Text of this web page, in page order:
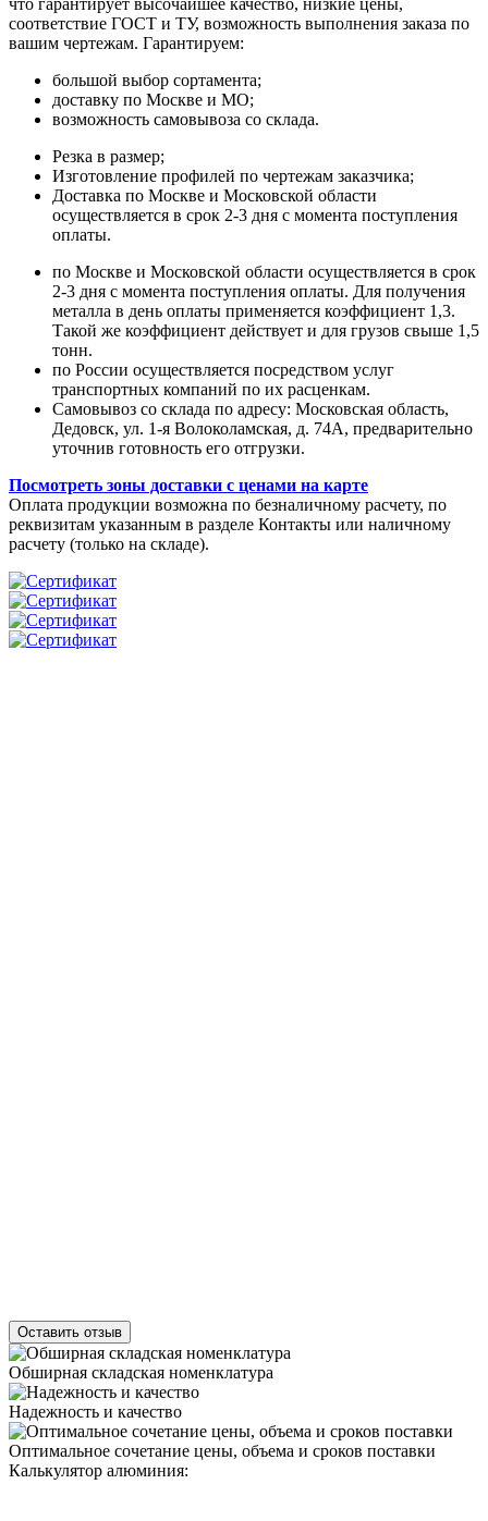
что гарантирует высочайшее качество, низкие цены,
соответствие ГОСТ и ТУ, возможность выполнения заказа по
вашим чертежам. Гарантируем:
большой выбор сортамента;
доставку по Москве и МО;
возможность самовывоза со склада.
Резка в размер;
Изготовление профилей по чертежам заказчика;
Доставка по Москве и Московской области
осуществляется в срок 2-3 дня с момента поступления
оплаты.
по Москве и Московской области осуществляется в срок
2-3 дня с момента поступления оплаты. Для получения
металла в день оплаты применяется коэффициент 1,3.
Такой же коэффициент действует и для грузов свыше 1,5
тонн.
по России осуществляется посредством услуг
транспортных компаний по их расценкам.
Самовывоз со склада по адресу: Московская область,
Дедовск, ул. 1-я Волоколамская, д. 74А, предварительно
уточнив готовность его отгрузки.
Посмотреть зоны доставки с ценами на карте
Оплата продукции возможна по безналичному расчету, по
реквизитам указанным в разделе Контакты или наличному
расчету (только на складе).
Оставить отзыв
Обширная складская номенклатура
Надежность и качество
Оптимальное сочетание цены, объема и сроков поставки
Калькулятор алюминия: